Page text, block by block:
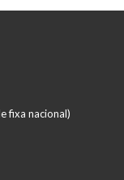
fixa nacional)